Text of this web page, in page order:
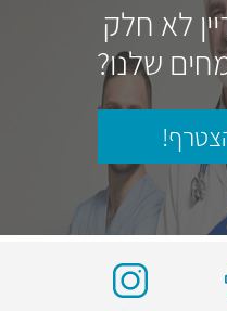
לא חלק
שלנו?